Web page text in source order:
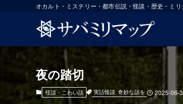
オカルト・ミステリー・都市伝説・怪談・歴史・ミ
夜の踏切
怪談・こわい話 実話怪談 奇妙な話を 2025-06-